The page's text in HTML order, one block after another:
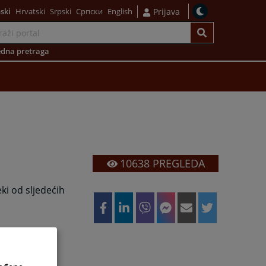
Hrvatski Srpski Српски English Prijava
pretraga
od sljedećih
10638PREGLEDA